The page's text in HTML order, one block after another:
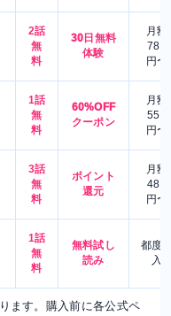
2話
無
料
30日無料
体験
月額
780
円〜
1話
無
料
60%OFF
クーポン
月額
550
円〜
3話
無
料
ポイント
還元
月額
480
円〜
1話
無
料
無料試し
読み
都度
入
ます。購入前に各公式ペ